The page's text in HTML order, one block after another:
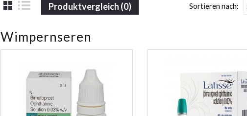
Produktvergleich (0) Sortieren nach:
Wimpernseren